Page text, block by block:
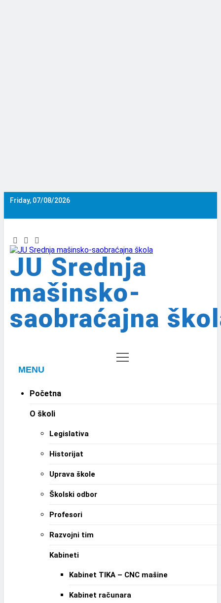
Friday, 07/08/2026
JU Srednja
mašinsko-
saobraćajna
MENU
Početna
O školi
Legislativa
Historijat
Uprava škole
Školski odbor
Profesori
Razvojni tim
Kabineti
Kabinet TIKA – CNC mašine
Kabinet računara